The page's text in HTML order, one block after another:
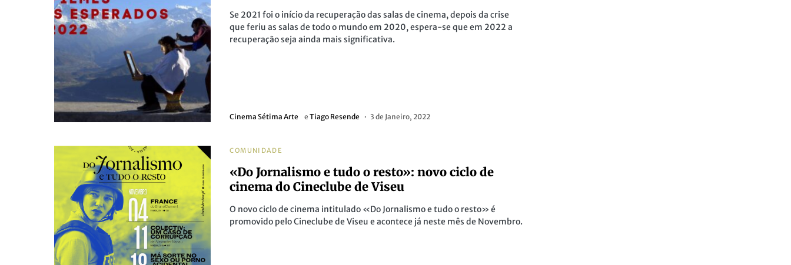
Se 2021 foi o início da recuperação das salas de cinema, depois da crise
que feriu as salas de todo o mundo em 2020, espera-se que em 2022 a
recuperação seja ainda mais significativa.
Cinema Sétima Arte eTiago Resende 3 de Janeiro, 2022
COMUNIDADE
«Do Jornalismo e tudo o resto»: novo ciclo de
cinema do Cineclube de Viseu
O novo ciclo de cinema intitulado «Do Jornalismo e tudo o resto» é
promovido pelo Cineclube de Viseu e acontece já neste mês de Novembro.